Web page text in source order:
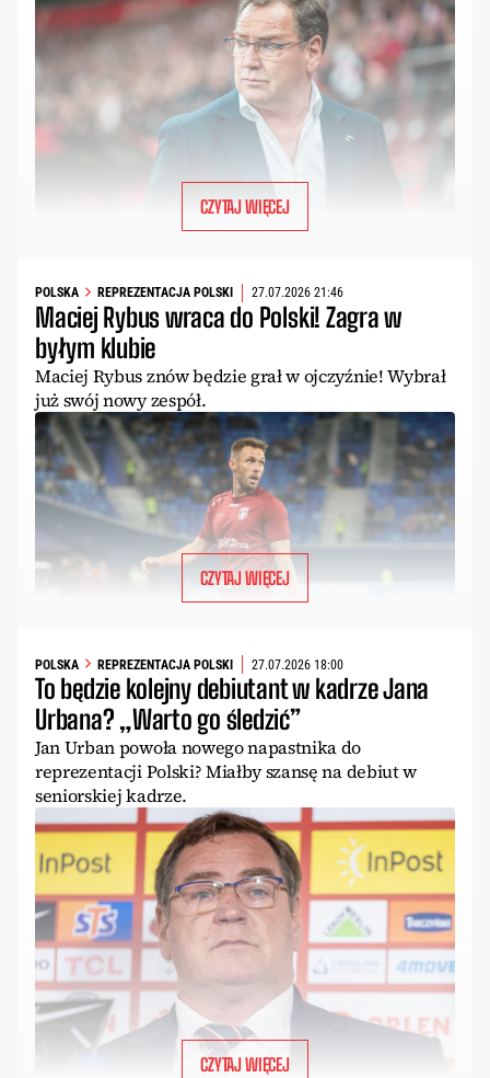
CZYTAJ WIĘCEJ
POLSKA REPREZENTACJA POLSKI 27.07.2026 21:46
Maciej Rybus wraca do Polski! Zagra w
byłym klubie
Maciej Rybus znów będzie grał w ojczyźnie! Wybrał
już swój nowy zespół.
CZYTAJ WIĘCEJ
POLSKA REPREZENTACJA POLSKI 27.07.2026 18:00
To będzie kolejny debiutant w kadrze Jana
Urbana? „Warto go śledzić”
Jan Urban powoła nowego napastnika do
reprezentacji Polski? Miałby szansę na debiut w
seniorskiej kadrze.
CZYTAJ WIĘCEJ